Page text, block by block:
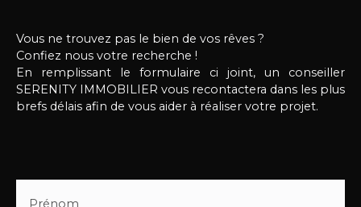
Vous ne trouvez pas le bien de vos rêves ?
Confiez nous votre recherche !
En remplissant le formulaire ci joint, un conseiller
SERENITY IMMOBILIER vous recontactera dans les plus
brefs délais afin de vous aider à réaliser votre projet.
Prénom